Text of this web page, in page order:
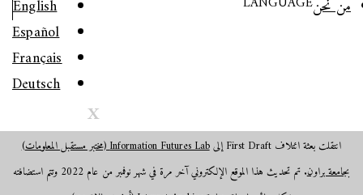
English
Español
Français
Deutsch
X
من نحن
انتقلت بعثة ائتلاف First Draft إلى
Information Futures Lab (مختبر مستقبل المعلومات)
بجامعة براون
. تم تحديث هذا الموقع الإلكتروني آخر مرة في شهر نوفمبر من عام 2022 وتتم استضافته